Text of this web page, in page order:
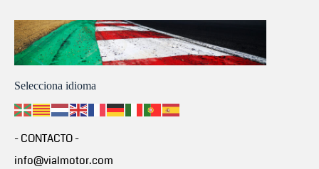
Selecciona idioma
- CONTACTO -
info@vialmotor.com